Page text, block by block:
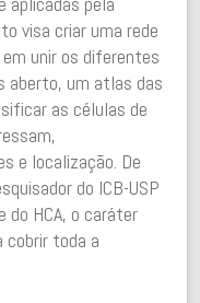
visa criar uma rede
unir os diferentes
aberto, um atlas das
as células de
e localização. De
do ICB-USP
do HCA, o caráter
cobrir toda a